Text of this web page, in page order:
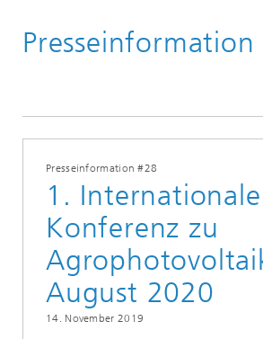
Presseinformation
Presseinformation #28
1. Internationale
Konferenz zu
August 2020
14. November 2019